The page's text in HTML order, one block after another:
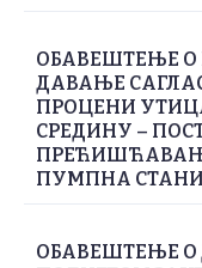
ОБАВЕШТЕЊЕ О
ДАВАЊЕ
ПРОЦЕНИ
СРЕДИНУ –
ПУМПНА
ОБАВЕШТЕЊЕ